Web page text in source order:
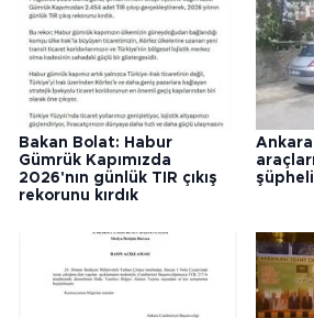
Bakan Bolat: Habur
Gümrük Kapımızda
2026'nın günlük TIR çıkış
rekorunu kırdık
şüpheli